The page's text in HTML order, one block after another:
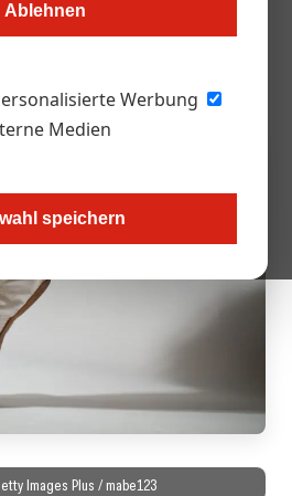
Ablehnen
Werbung
Medien
speichern
2026 wird 600.000 Gäste in die
Images Plus / mabe123